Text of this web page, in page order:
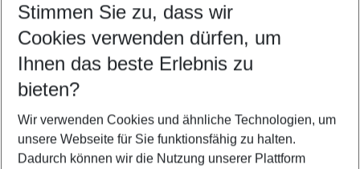
Abflughafen wählen
Beliebiger Abflughafen
Reisezeitraum wählen
08.08.26– 06.08.27 5-8 Nächte
2 Erwachsene Keine Kinder
Mehr Filter anzeigen
Stimmen Sie zu, dass wir
Cookies verwenden dürfen, um
Ihnen das beste Erlebnis zu
bieten?
Wir verwenden Cookies und ähnliche Technologien, um
unsere Webseite für Sie funktionsfähig zu halten.
Dadurch können wir die Nutzung unserer Plattform